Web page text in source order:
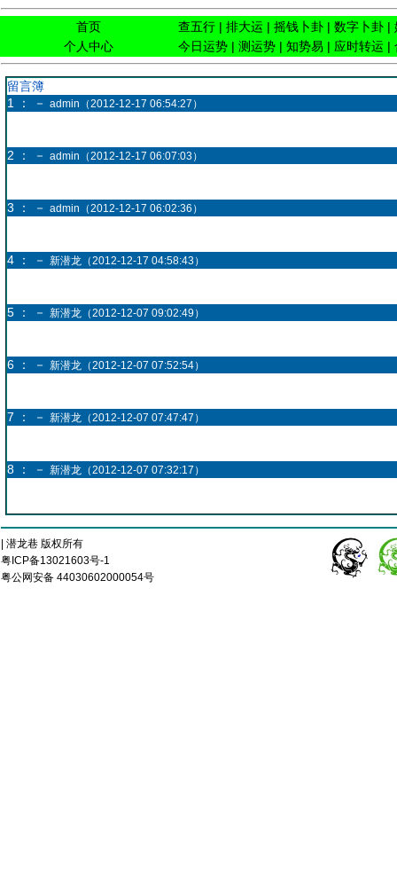
首页
个人中心
查五行 | 排大运 | 摇钱卜卦 | 数字卜卦 |
今日运势 | 测运势 | 知势易 | 应时转运 |
留言簿
1 ： －
admin（2012-12-17 06:54:27）
2 ： － admin（2012-12-17 06:07:03）
3 ： － admin（2012-12-17 06:02:36）
4 ： － 新潜龙（2012-12-17 04:58:43）
5 ： － 新潜龙（2012-12-07 09:02:49）
6 ： － 新潜龙（2012-12-07 07:52:54）
7 ： － 新潜龙（2012-12-07 07:47:47）
8 ： － 新潜龙（2012-12-07 07:32:17）
| 潜龙巷 版权所有
粤ICP备13021603号-1
粤公网安备 44030602000054号